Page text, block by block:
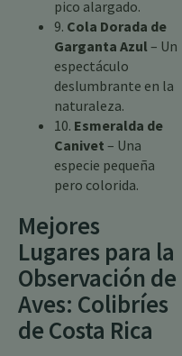
pico alargado.
9. Cola Dorada de
Garganta Azul– Un
espectáculo
deslumbrante en la
naturaleza.
10. Esmeralda de
Canivet – Una
especie pequeña
pero colorida.
Mejores
Lugares para la
Observación de
Aves: Colibríes
de Costa Rica